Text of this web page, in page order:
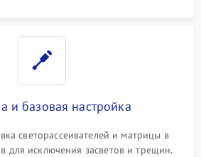
и базовая настройка
светорассеивателей и матрицы в
для исключения засветов и трещин.